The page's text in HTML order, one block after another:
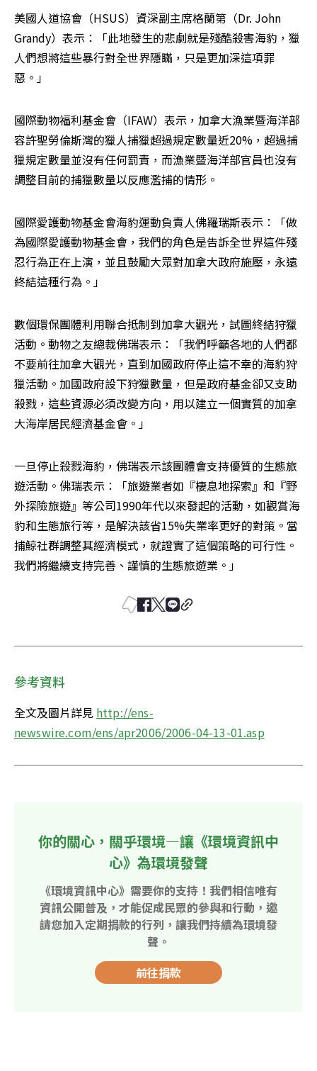
美國人道協會（HSUS）資深副主席格蘭第（Dr. John
Grandy）表示：「此地發生的悲劇就是殘酷殺害海豹，獵
人們想將這些暴行對全世界隱瞞，只是更加深這項罪
惡。」
國際動物福利基金會（IFAW）表示，加拿大漁業暨海洋部
容許聖勞倫斯灣的獵人捕獵超過規定數量近20%，超過捕
獵規定數量並沒有任何罰責，而漁業暨海洋部官員也沒有
調整目前的捕獵數量以反應濫捕的情形。
國際愛護動物基金會海豹運動負責人佛羅瑞斯表示：「做
為國際愛護動物基金會，我們的角色是告訴全世界這件殘
忍行為正在上演，並且鼓勵大眾對加拿大政府施壓，永遠
終結這種行為。」
數個環保團體利用聯合抵制到加拿大觀光，試圖終結狩獵
活動。動物之友總裁佛瑞表示：「我們呼籲各地的人們都
不要前往加拿大觀光，直到加國政府停止這不幸的海豹狩
獵活動。加國政府設下狩獵數量，但是政府基金卻又支助
殺戮，這些資源必須改變方向，用以建立一個實質的加拿
大海岸居民經濟基金會。」
一旦停止殺戮海豹，佛瑞表示該團體會支持優質的生態旅
遊活動。佛瑞表示：「旅遊業者如『棲息地探索』和『野
外探險旅遊』等公司1990年代以來發起的活動，如觀賞海
豹和生態旅行等，是解決該省15%失業率更好的對策。當
捕鯨社群調整其經濟模式，就證實了這個策略的可行性。
我們將繼續支持完善、謹慎的生態旅遊業。」
參考資料
全文及圖片詳見 http://ens-
newswire.com/ens/apr2006/2006-04-13-01.asp
你的關心，關乎環境—讓《環境資訊中
心》為環境發聲
《環境資訊中心》需要你的支持！我們相信唯有
資訊公開普及，才能促成民眾的參與和行動，邀
請您加入定期捐款的行列，讓我們持續為環境發
聲。
前往捐款